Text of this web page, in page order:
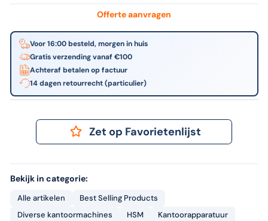
Offerte aanvragen
Voor 16:00 besteld, morgen in huis
Gratis verzending vanaf €100
Achteraf betalen op factuur
14 dagen retourrecht (particulier)
Zet op Favorietenlijst
Bekijk in categorie:
Alle artikelen
Best Selling Products
Diverse kantoormachines
HSM
Kantoorapparatuur